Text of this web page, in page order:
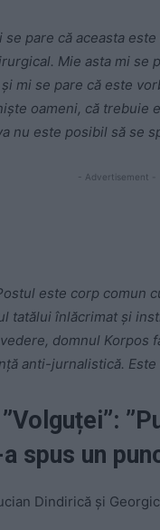
se pare că aceasta
Mie asta mi se
mi se pare că este
oameni, că trebuie
nu este posibil să se
- Advertisement -
este corp comun
tatălui înlăcrimat şi
domnul Korpos
anti-jurnalistică. Este
spus un
Dindirică şi